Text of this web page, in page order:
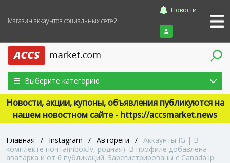
Магазин аккаунтов социальных сетей
Новости
Войти
Выберите категорию
Новости, акции, купоны, объявления публикуются на
нашем новостном сайте - https://accsmarket.news
Главная / Instagram / Автореги / Аккаунты IG | В
комплекте почта(inbox.lv, родная). В профиле добавлена
аватарка и от 6 публикаций. Зарегистрированы с Canada ip.